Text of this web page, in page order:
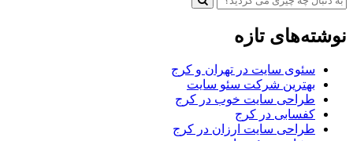
نوشته‌های تازه
سئوی سایت در تهران و کرج
بهترین شرکت سئو سایت
طراحی سایت خوب در کرج
کفسابی در کرج
طراحی سایت ارزان در کرج